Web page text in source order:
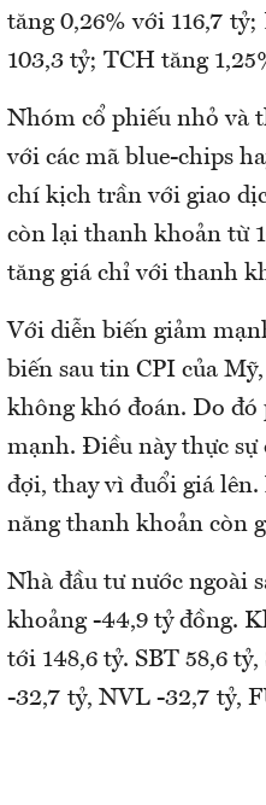
tăng 0,26% với 116,7
103,3 tỷ; TCH tăng
Nhóm cổ phiếu nhỏ và
với các mã blue-chips
chí kịch trần với giao
còn lại thanh khoản từ
tăng giá chỉ với thanh
Với diễn biến giảm
biến sau tin CPI của
không khó đoán. Do
mạnh. Điều này thực sự
đợi, thay vì đuổi giá
năng thanh khoản còn
Nhà đầu tư nước ngoài
khoảng -44,9 tỷ đồng.
tới 148,6 tỷ. SBT 58,6
-32,7 tỷ, NVL -32,7 tỷ,